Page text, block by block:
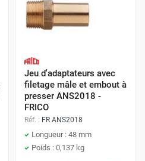
Jeu d'adaptateurs avec
filetage mâle et embout à
presser ANS2018 -
FRICO
Réf. : FR ANS2018
Longueur : 48 mm
Poids : 0,137 kg